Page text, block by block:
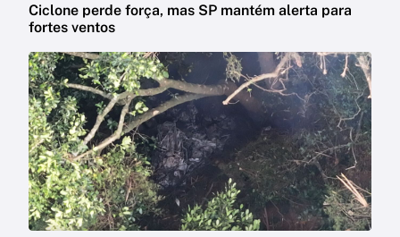
Ciclone perde força, mas SP mantém alerta para
fortes ventos